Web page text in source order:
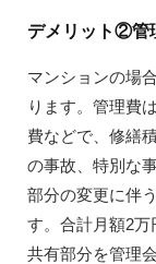
デメリット②管
マンションの場
ります。管理費
費などで、修繕
の事故、特別な
部分の変更に伴
す。合計月額2万
共有部分を管理